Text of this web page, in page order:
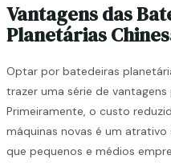
Vantagens das
Planetárias
Optar por batedeiras
trazer uma série de vantagens
Primeiramente, o custo
máquinas novas é um
que pequenos e médios